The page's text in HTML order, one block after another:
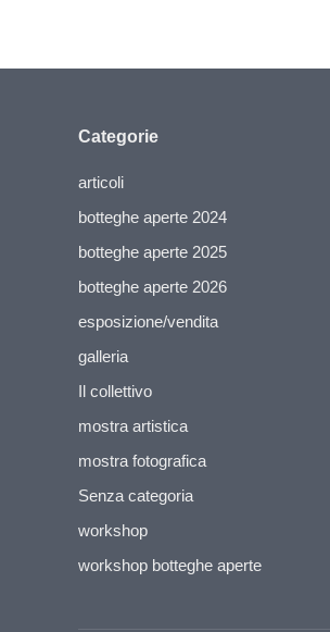
Categorie
articoli
botteghe aperte 2024
botteghe aperte 2025
botteghe aperte 2026
esposizione/vendita
galleria
Il collettivo
mostra artistica
mostra fotografica
Senza categoria
workshop
workshop botteghe aperte